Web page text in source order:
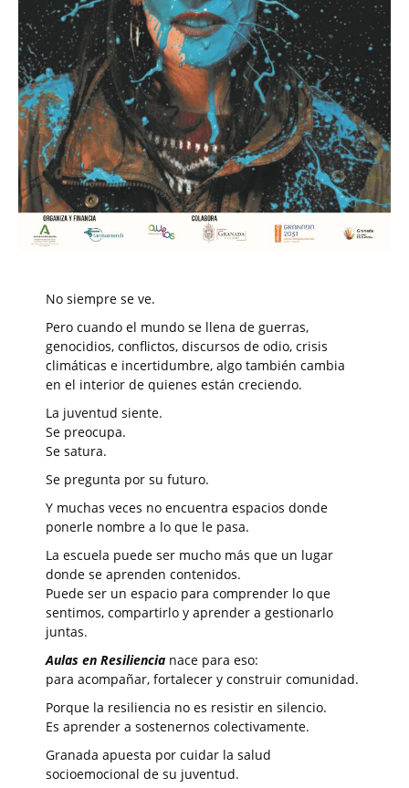
No siempre se ve.
Pero cuando el mundo se llena de guerras,
genocidios, conflictos, discursos de odio, crisis
climáticas e incertidumbre, algo también cambia
en el interior de quienes están creciendo.
La juventud siente.
Se preocupa.
Se satura.
Se pregunta por su futuro.
Y muchas veces no encuentra espacios donde
ponerle nombre a lo que le pasa.
La escuela puede ser mucho más que un lugar
donde se aprenden contenidos.
Puede ser un espacio para comprender lo que
sentimos, compartirlo y aprender a gestionarlo
juntas.
Aulas en Resiliencia nace para eso:
para acompañar, fortalecer y construir comunidad.
Porque la resiliencia no es resistir en silencio.
Es aprender a sostenernos colectivamente.
Granada apuesta por cuidar la salud
socioemocional de su juventud.